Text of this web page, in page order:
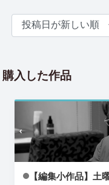
購入した作品
【編集小作品】